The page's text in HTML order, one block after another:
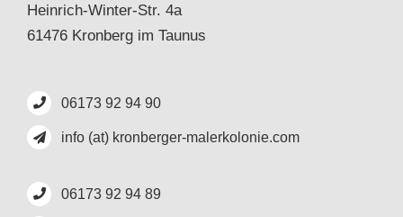
Heinrich-Winter-Str. 4a
61476 Kronberg im Taunus
06173 92 94 90
info (at) kronberger-malerkolonie.com
06173 92 94 89